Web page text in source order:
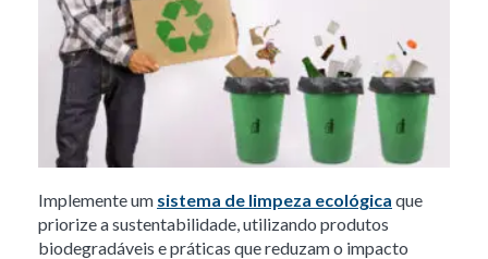
Implemente um sistema de limpeza ecológica que
priorize a sustentabilidade, utilizando produtos
biodegradáveis e práticas que reduzam o impacto